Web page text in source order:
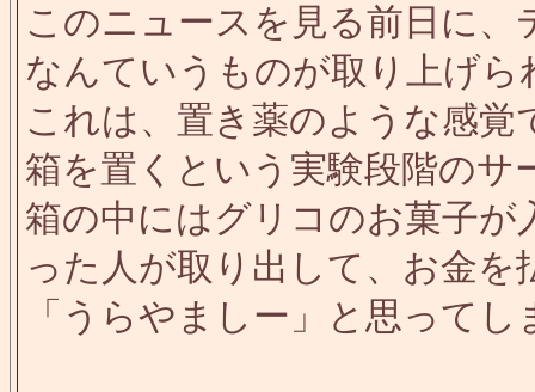
このニュースを見る前日に
なんていうものが取り上げ
これは、置き薬のような感
箱を置くという実験段階のサ
箱の中にはグリコのお菓子
った人が取り出して、お金
「うらやましー」と思って